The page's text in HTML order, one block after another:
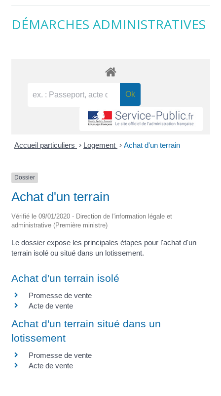
DÉMARCHES ADMINISTRATIVES
Accueil particuliers > Logement > Achat d'un terrain
Dossier
Achat d'un terrain
Vérifié le 09/01/2020 - Direction de l'information légale et
administrative (Première ministre)
Le dossier expose les principales étapes pour l'achat d'un
terrain isolé ou situé dans un lotissement.
Achat d'un terrain isolé
Promesse de vente
Acte de vente
Achat d'un terrain situé dans un
lotissement
Promesse de vente
Acte de vente